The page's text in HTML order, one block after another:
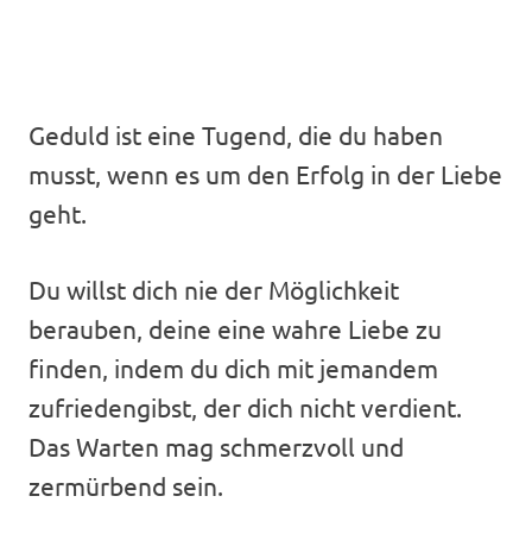
Geduld ist eine Tugend, die du haben
musst, wenn es um den Erfolg in der Liebe
geht.
Du willst dich nie der Möglichkeit
berauben, deine eine wahre Liebe zu
finden, indem du dich mit jemandem
zufriedengibst, der dich nicht verdient.
Das Warten mag schmerzvoll und
zermürbend sein.